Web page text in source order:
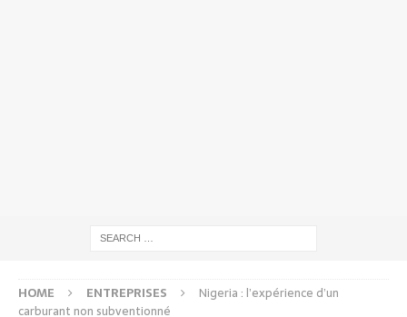
HOME ENTREPRISES
Nigeria : l’expérience d’un
carburant non subventionné